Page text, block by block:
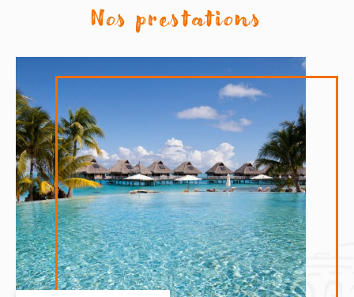
Nos prestations